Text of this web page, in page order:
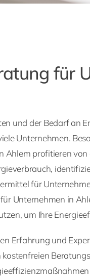
für
und der Bedarf an
Unternehmen.
Ahlem profitieren
für
Unternehmen in
um Ihre
Erfahrung und
kostenfreien